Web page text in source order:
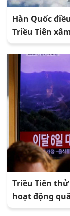
Hàn Quốc
Triều Tiên
Triều Tiên
hoạt động